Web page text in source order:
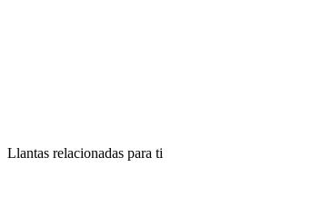
Llantas relacionadas para ti